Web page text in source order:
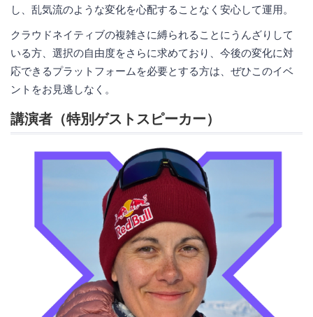
し、乱気流のような変化を心配することなく安心して運用。
クラウドネイティブの複雑さに縛られることにうんざりして
いる方、選択の自由度をさらに求めており、今後の変化に対
応できるプラットフォームを必要とする方は、ぜひこのイベ
ントをお見逃しなく。
講演者（特別ゲストスピーカー）